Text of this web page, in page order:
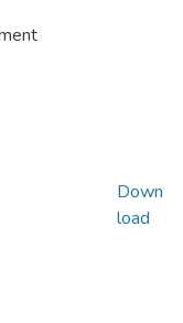
Down
load